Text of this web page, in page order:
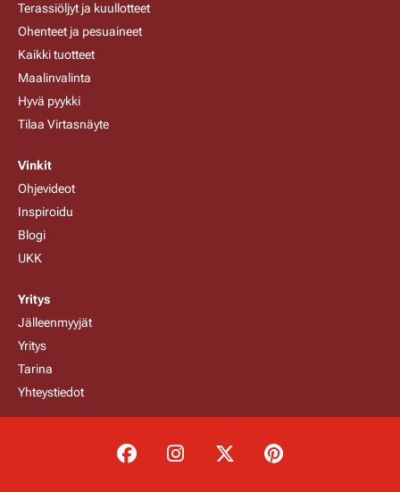
Terassiöljyt ja kuullotteet
Ohenteet ja pesuaineet
Kaikki tuotteet
Maalinvalinta
Hyvä pyykki
Tilaa Virtasnäyte
Vinkit
Ohjevideot
Inspiroidu
Blogi
UKK
Yritys
Jälleenmyyjät
Yritys
Tarina
Yhteystiedot